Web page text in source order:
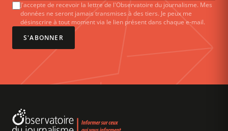
J'accepte de recevoir la lettre de l'Observatoire du journalisme. Mes
données ne seront jamais transmises à des tiers. Je peux me
désinscrire à tout moment via le lien présent dans chaque e-mail.
S'ABONNER